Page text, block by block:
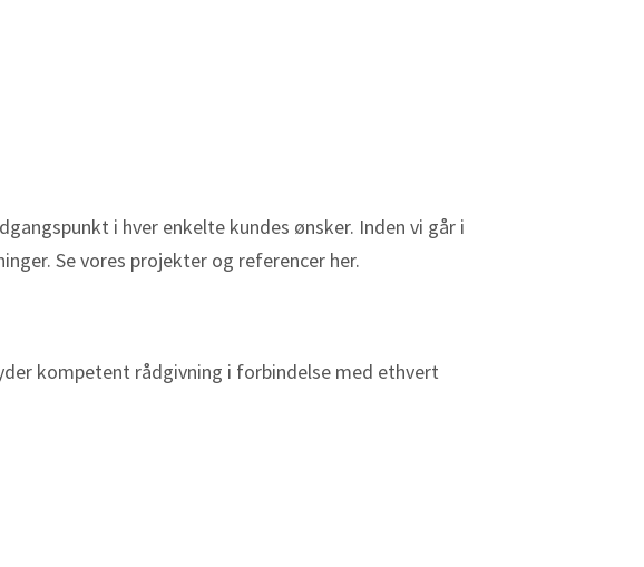
i hver enkelte kundes ønsker. Inden vi går i
Se vores projekter og referencer her.
kompetent rådgivning i forbindelse med ethvert